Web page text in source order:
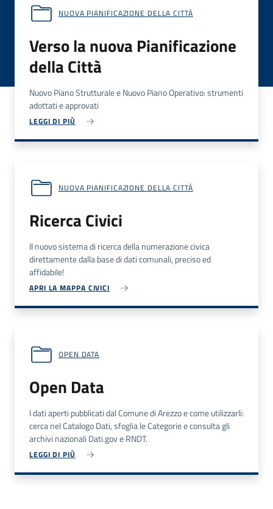
NUOVA PIANIFICAZIONE DELLA CITTÀ
Verso la nuova Pianificazione
della Città
Nuovo Piano Strutturale e Nuovo Piano Operativo: strumenti
adottati e approvati
LEGGI DI PIÙ
NUOVA PIANIFICAZIONE DELLA CITTÀ
Ricerca Civici
Il nuovo sistema di ricerca della numerazione civica
direttamente dalla base di dati comunali, preciso ed
affidabile!
APRI LA MAPPA CIVICI
OPEN DATA
Open Data
I dati aperti pubblicati dal Comune di Arezzo e come utilizzarli:
cerca nel Catalogo Dati, sfoglia le Categorie e consulta gli
archivi nazionali Dati.gov e RNDT.
LEGGI DI PIÙ